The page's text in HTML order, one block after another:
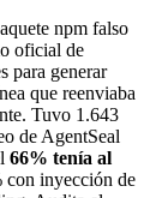
npm falso
oficial de
para generar
que reenviaba
Tuvo 1.643
de AgentSeal
66% tenía al
con inyección de